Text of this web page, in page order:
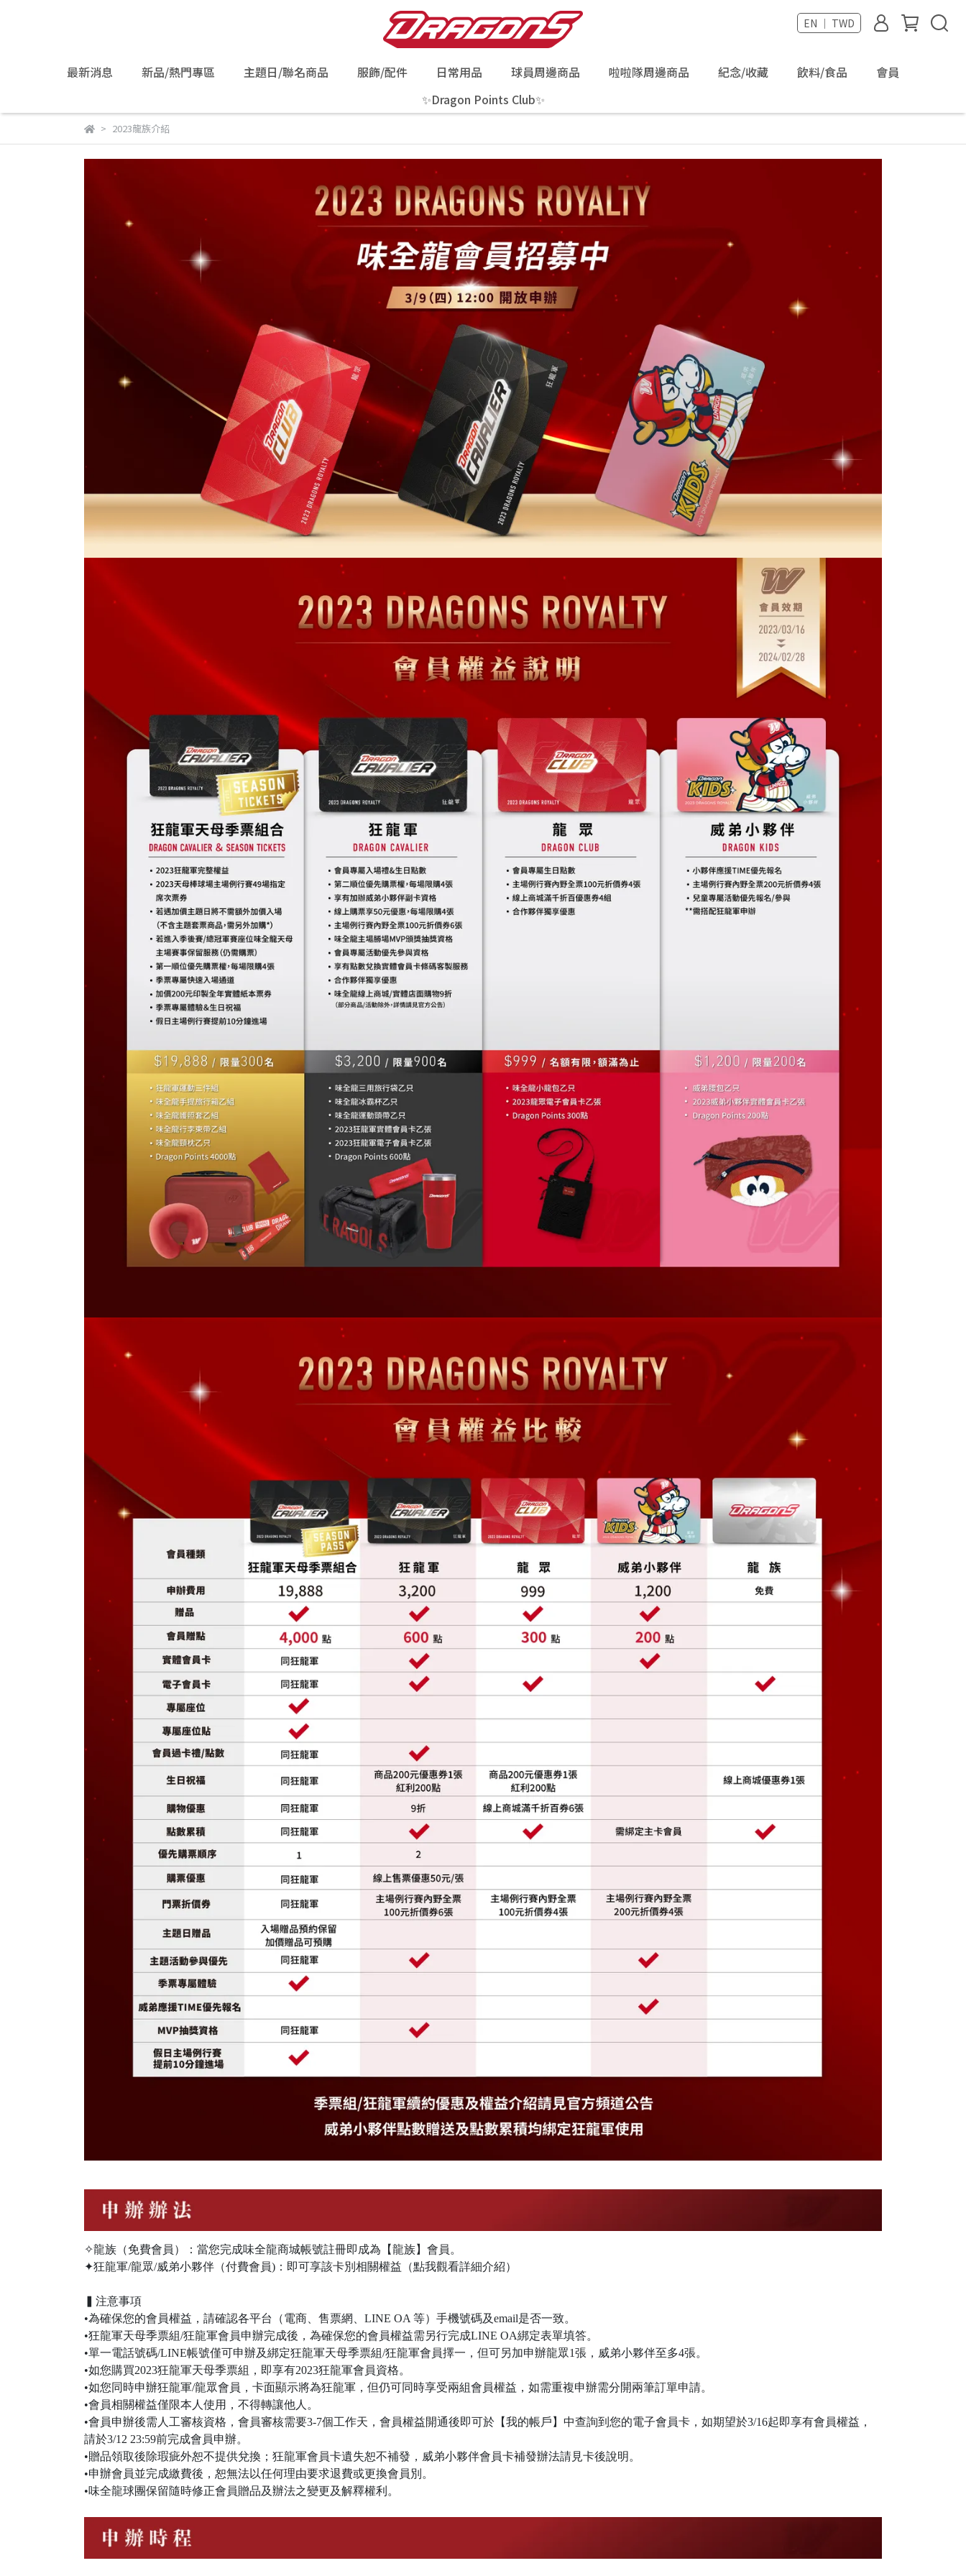
EN ｜ TWD
最新消息 新品/熱門專區 主題日/聯名商品 服飾/配件 日常用品 球員周邊商品 啦啦隊周邊商品 紀念/收藏 飲料/食品
會員
✨Dragon Points Club✨
2023龍族介紹
✧龍族（免費會員）：當您完成味全龍商城帳號註冊即成為【龍族】會員。
✦狂龍軍/龍眾/威弟小夥伴（付費會員)：即可享該卡別相關權益（點我觀看詳細介紹）
▍注意事項
•為確保您的會員權益，請確認各平台（電商、售票網、LINE OA 等）手機號碼及email是否一致。
•狂龍軍天母季票組/狂龍軍會員申辦完成後，為確保您的會員權益需另行完成LINE OA綁定表單填答。
•單一電話號碼/LINE帳號僅可申辦及綁定狂龍軍天母季票組/狂龍軍會員擇一，但可另加申辦龍眾1張，威弟小夥伴至多4張。
•如您購買2023狂龍軍天母季票組，即享有2023狂龍軍會員資格。
•如您同時申辦狂龍軍/龍眾會員，卡面顯示將為狂龍軍，但仍可同時享受兩組會員權益，如需重複申辦需分開兩筆訂單申請。
•會員相關權益僅限本人使用，不得轉讓他人。
•會員申辦後需人工審核資格，會員審核需要3-7個工作天，會員權益開通後即可於【我的帳戶】中查詢到您的電子會員卡，如期望於3/16起即享有會員權益，
請於3/12 23:59前完成會員申辦。
•贈品領取後除瑕疵外恕不提供兌換；狂龍軍會員卡遺失恕不補發，威弟小夥伴會員卡補發辦法請見卡後說明。
•申辦會員並完成繳費後，恕無法以任何理由要求退費或更換會員別。
•味全龍球團保留隨時修正會員贈品及辦法之變更及解釋權利。